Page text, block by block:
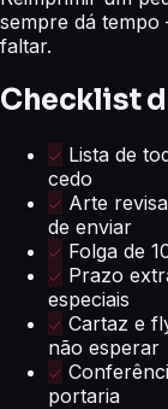
sempre dá
faltar.
Checklist
Lista de
cedo
Arte
de enviar
Folga de
Prazo
especiais
Cartaz e
não esperar
portaria